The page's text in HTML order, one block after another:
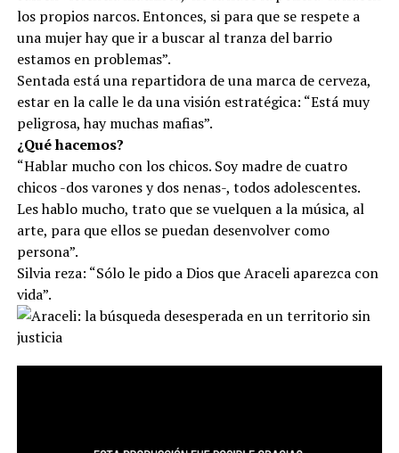
los propios narcos. Entonces, si para que se respete a
una mujer hay que ir a buscar al tranza del barrio
estamos en problemas”.
Sentada está una repartidora de una marca de cerveza,
estar en la calle le da una visión estratégica: “Está muy
peligrosa, hay muchas mafias”.
¿Qué hacemos?
“Hablar mucho con los chicos. Soy madre de cuatro
chicos -dos varones y dos nenas-, todos adolescentes.
Les hablo mucho, trato que se vuelquen a la música, al
arte, para que ellos se puedan desenvolver como
persona”.
Silvia reza: “Sólo le pido a Dios que Araceli aparezca con
vida”.